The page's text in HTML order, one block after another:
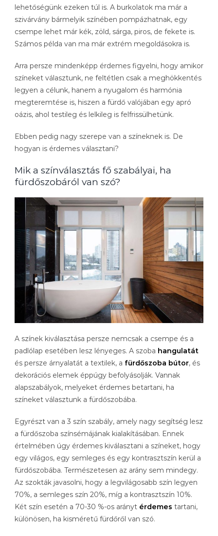
lehetőségünk ezeken túl is. A burkolatok ma már a
szivárvány bármelyik színében pompázhatnak, egy
csempe lehet már kék, zöld, sárga, piros, de fekete is.
Számos példa van ma már extrém megoldásokra is.
Arra persze mindenképp érdemes figyelni, hogy amikor
színeket választunk, ne feltétlen csak a meghökkentés
legyen a célunk, hanem a nyugalom és harmónia
megteremtése is, hiszen a fürdő valójában egy apró
oázis, ahol testileg és lelkileg is felfrissülhetünk.
Ebben pedig nagy szerepe van a színeknek is. De
hogyan is érdemes választani?
Mik a színválasztás fő szabályai, ha
fürdőszobáról van szó?
A színek kiválasztása persze nemcsak a csempe és a
padlólap esetében lesz lényeges. A szoba hangulatát
és persze árnyalatát a textilek, a fürdőszoba bútor, és
dekorációs elemek éppúgy befolyásolják. Vannak
alapszabályok, melyeket érdemes betartani, ha
színeket választunk a fürdőszobába.
Egyrészt van a 3 szín szabály, amely nagy segítség lesz
a fürdőszoba színsémájának kialakításában. Ennek
értelmében úgy érdemes kiválasztani a színeket, hogy
egy világos, egy semleges és egy kontrasztszín kerül a
fürdőszobába. Természetesen az arány sem mindegy.
Az szokták javasolni, hogy a legvilágosabb szín legyen
70%, a semleges szín 20%, míg a kontrasztszín 10%.
Két szín esetén a 70-30 %-os arányt érdemes tartani,
különösen, ha kisméretű fürdőről van szó.